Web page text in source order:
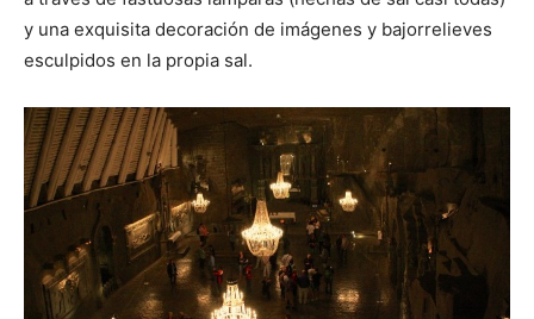
y una exquisita decoración de imágenes y bajorrelieves
esculpidos en la propia sal.